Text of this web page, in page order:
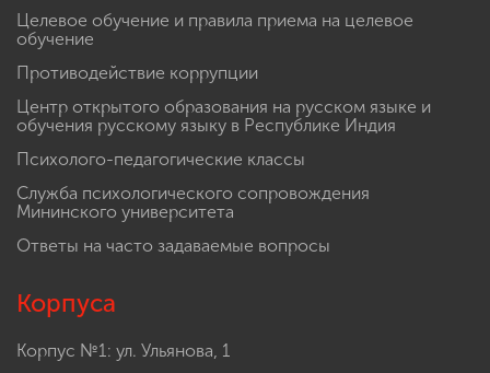
Целевое обучение и правила приема на целевое
обучение
Противодействие коррупции
Центр открытого образования на русском языке и
обучения русскому языку в Республике Индия
Психолого-педагогические классы
Служба психологического сопровождения
Мининского университета
Ответы на часто задаваемые вопросы
Корпуса
Корпус №1: ул. Ульянова, 1